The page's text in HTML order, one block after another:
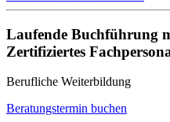
Laufende Buchführung
Zertifiziertes
Berufliche Weiterbildung
Beratungstermin buchen